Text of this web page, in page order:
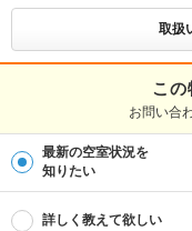
免許番号
国土交通大臣(2)第9120号
取引態様
100510051845
※お問い合わせの際には、担当
0.14m² / 築年月 : 2024年02
取扱
この
お問い合
最新の空室状況を
知りたい
詳しく教えて欲しい